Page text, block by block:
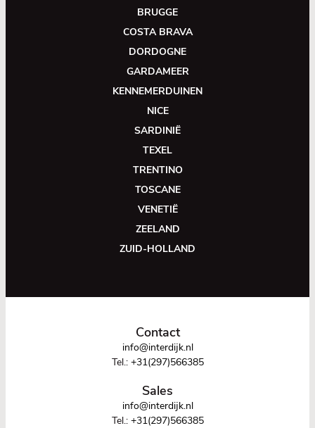
BRUGGE
COSTA BRAVA
DORDOGNE
GARDAMEER
KENNEMERDUINEN
NICE
SARDINIË
TEXEL
TRENTINO
TOSCANE
VENETIË
ZEELAND
ZUID-HOLLAND
Contact
info@interdijk.nl
Tel.: +31(297)566385
Sales
info@interdijk.nl
Tel.: +31(297)566385